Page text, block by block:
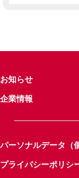
お知らせ
企業情報
パーソナルデータ（
プライバシーポリシ